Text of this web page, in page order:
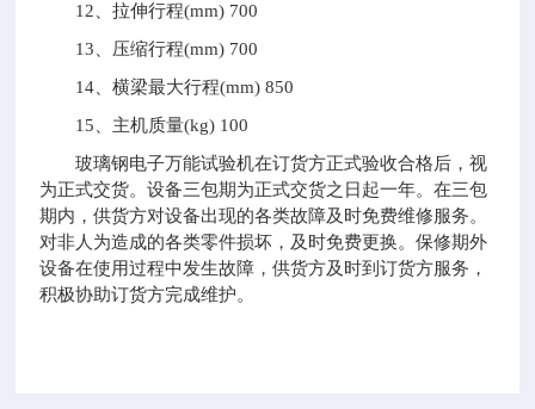
12、拉伸行程(mm) 700
13、压缩行程(mm) 700
14、横梁最大行程(mm) 850
15、主机质量(kg) 100
玻璃钢电子万能试验机在订货方正式验收合格后，视
为正式交货。设备三包期为正式交货之日起一年。在三包
期内，供货方对设备出现的各类故障及时免费维修服务。
对非人为造成的各类零件损坏，及时免费更换。保修期外
设备在使用过程中发生故障，供货方及时到订货方服务，
积极协助订货方完成维护。